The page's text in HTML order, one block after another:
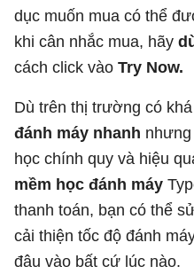
dục muốn mua có thể
khi cân nhắc mua, hãy
cách click vào Try Now.
Dù trên thị trường có
đánh máy nhanh
học chính quy và hiệu
mềm học đánh máy
thanh toán, bạn có thể
cải thiện tốc độ đánh
đâu vào bất cứ lúc nào.